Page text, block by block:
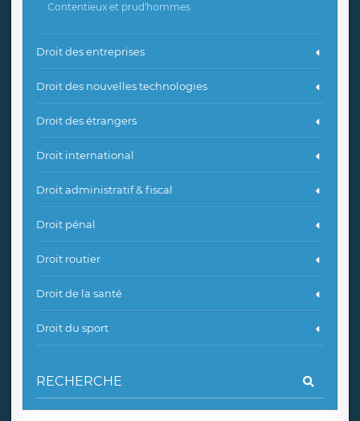
Contentieux et prud'hommes
Droit des entreprises
Droit des nouvelles technologies
Droit des étrangers
Droit international
Droit administratif & fiscal
Droit pénal
Droit routier
Droit de la santé
Droit du sport